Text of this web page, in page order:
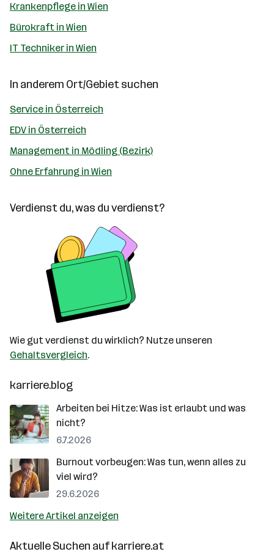
Krankenpflege in Wien
Bürokraft in Wien
IT Techniker in Wien
In anderem Ort/Gebiet suchen
Service in Österreich
EDV in Österreich
Management in Mödling (Bezirk)
Ohne Erfahrung in Wien
Verdienst du, was du verdienst?
Wie gut verdienst du wirklich? Nutze unseren
Gehaltsvergleich.
karriere.blog
Arbeiten bei Hitze: Was ist erlaubt und was
nicht?
6.7.2026
Burnout vorbeugen: Was tun, wenn alles zu
viel wird?
29.6.2026
Weitere Artikel anzeigen
Aktuelle Suchen aufkarriere.at